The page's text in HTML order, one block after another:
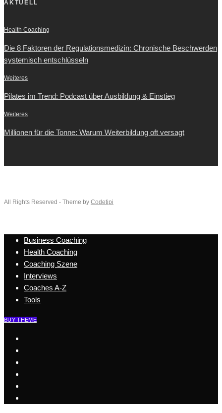
AKTUELL
Health Coaching
Die 8 Faktoren der Regulationsmedizin: Chronische Beschwerden
systemisch entschlüsseln
Weiteres
Pilates im Trend: Podcast über Ausbildung & Einstieg
Weiteres
Millionen für die Tonne: Warum Weiterbildung oft versagt
All Rights Reserved - Theme by Codetipi
Business Coaching
Health Coaching
Coaching Szene
Interviews
Coaches A-Z
Tools
BUY THEME